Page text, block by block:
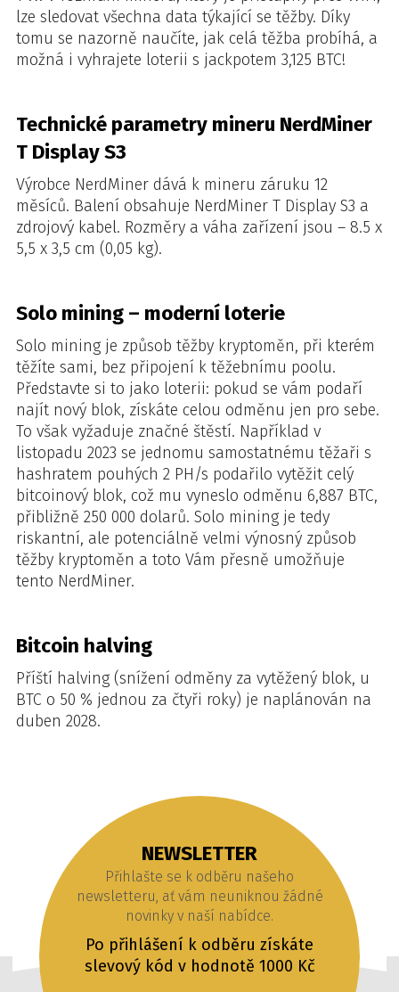
lze sledovat všechna data týkající se těžby. Díky
tomu se nazorně naučíte, jak celá těžba probíhá, a
možná i vyhrajete loterii s jackpotem 3,125 BTC!
Technické parametry mineru NerdMiner
T Display S3
Výrobce NerdMiner dává k mineru záruku 12
měsíců. Balení obsahuje NerdMiner T Display S3 a
zdrojový kabel. Rozměry a váha zařízení jsou – 8.5 x
5,5 x 3,5 cm (0,05 kg).
Solo mining – moderní loterie
Solo mining je způsob těžby kryptoměn, při kterém
těžíte sami, bez připojení k těžebnímu poolu.
Představte si to jako loterii: pokud se vám podaří
najít nový blok, získáte celou odměnu jen pro sebe.
To však vyžaduje značné štěstí. Například v
listopadu 2023 se jednomu samostatnému těžaři s
hashratem pouhých 2 PH/s podařilo vytěžit celý
bitcoinový blok, což mu vyneslo odměnu 6,887 BTC,
přibližně 250 000 dolarů. Solo mining je tedy
riskantní, ale potenciálně velmi výnosný způsob
těžby kryptoměn a toto V​ám přesně umožňuje
tento NerdMiner.
Bitcoin halving
Příští halving (snížení odměny za vytěžený blok, u
BTC o 50 % jednou za čtyři roky) je naplánován na
duben 2028.
NEWSLETTER
Přihlašte se k odběru našeho
newsletteru, ať vám neuniknou žádné
novinky v naší nabídce.
Po přihlášení k odběru získáte
slevový kód v hodnotě 1000 Kč